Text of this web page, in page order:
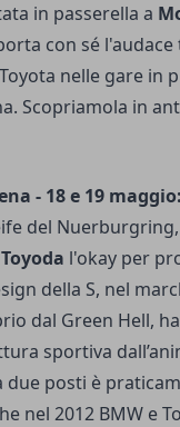
in passerella a
con sé
nelle gare in
Scopriamola in
- 18 e 19
del
l'okay per
della S, nel
dal Green Hell,
sportiva
posti è
nel 2012 BMW e